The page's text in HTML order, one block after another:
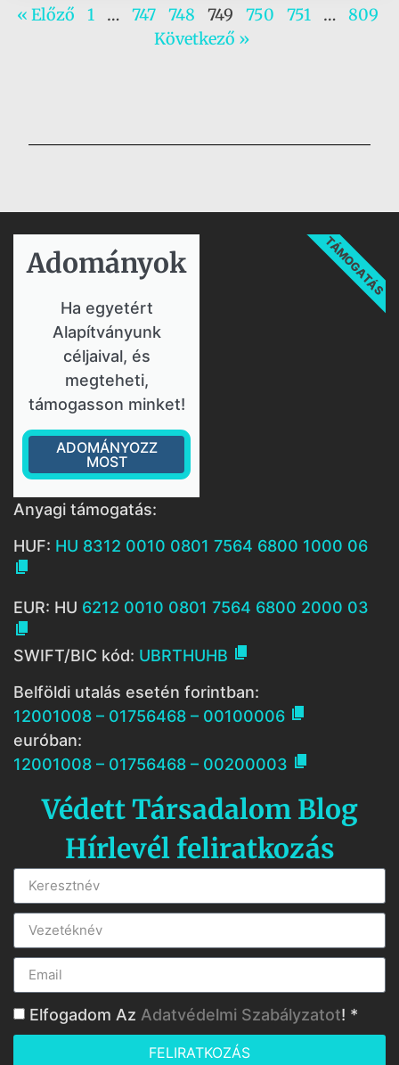
« Előző 1 … 747 748 749 750 751 …
809
Következő »
Adományok​
Ha egyetért
Alapítványunk
céljaival, és
megteheti,
támogasson minket!
ADOMÁNYOZZ
MOST
TÁMOGATÁS
Anyagi támogatás:
HUF: HU 8312 0010 0801 7564 6800 1000 06

EUR: HU 6212 0010 0801 7564 6800 2000 03

SWIFT/BIC kód: UBRTHUHB 
Belföldi utalás esetén forintban:
12001008 – 01756468 – 00100006 
euróban:
12001008 – 01756468 – 00200003 
Védett Társadalom Blog
Hírlevél feliratkozás
Elfogadom Az Adatvédelmi Szabályzatot! *
FELIRATKOZÁS